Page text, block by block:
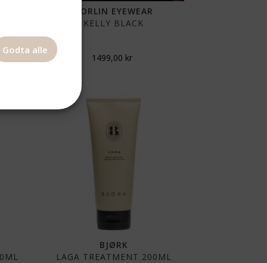
Godta alle
CORLIN EYEWEAR
KELLY BLACK
1499,00 kr
BJØRK
LAGA TREATMENT 200ML